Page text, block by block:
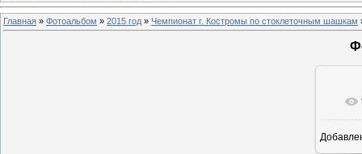
Главная » Фотоальбом » 2015 год » Чемпионат г. Костромы по стоклеточным шашкам